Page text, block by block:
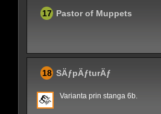
17 Pastor of Muppets
18 SÄƒpÄƒturÄƒ
Varianta prin stanga 6b.